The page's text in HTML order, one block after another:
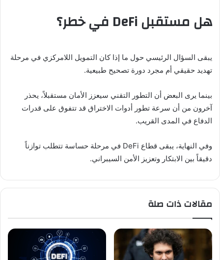
هل مستقبل DeFi في خطر؟
يبقى السؤال الرئيسي حول ما إذا كان التمويل اللامركزي في مرحلة
تهديد حقيقي أم مجرد دورة تصحيح طبيعية.
بينما يرى البعض أن التطور التقني سيعزز الأمان مستقبلاً، يحذر
آخرون من أن سرعة تطور أدوات الاختراق قد تتفوق على قدرات
الدفاع في المدى القريب.
وفي النهاية، يبقى قطاع DeFi في مرحلة حساسة تتطلب توازناً
دقيقاً بين الابتكار وتعزيز الأمن السيبراني.
مقالات ذات صلة